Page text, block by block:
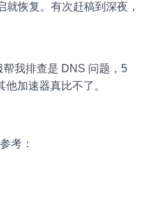
就恢复。有次赶稿到深夜，
我排查是 DNS 问题，5
加速器真比不了。
考：